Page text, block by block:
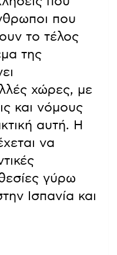
που
το τέλος
της
χώρες, με
και νόμους
αυτή. Η
να
γύρω
Ισπανία και